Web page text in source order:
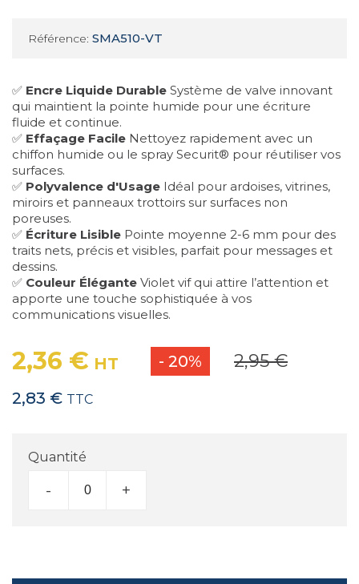
Référence: SMA510-VT
✅ Encre Liquide Durable Système de valve innovant
qui maintient la pointe humide pour une écriture
fluide et continue.
✅ Effaçage Facile Nettoyez rapidement avec un
chiffon humide ou le spray Securit® pour réutiliser vos
surfaces.
✅ Polyvalence d'Usage Idéal pour ardoises, vitrines,
miroirs et panneaux trottoirs sur surfaces non
poreuses.
✅ Écriture Lisible Pointe moyenne 2-6 mm pour des
traits nets, précis et visibles, parfait pour messages et
dessins.
✅ Couleur Élégante Violet vif qui attire l’attention et
apporte une touche sophistiquée à vos
communications visuelles.
2,36 € HT - 20% 2,95 €
2,83 € TTC
Quantité
- +